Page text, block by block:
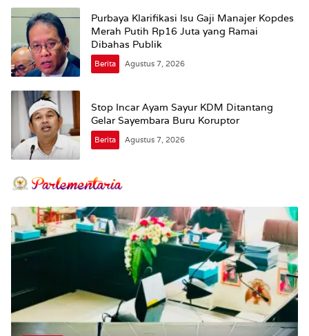
Purbaya Klarifikasi Isu Gaji Manajer Kopdes
Merah Putih Rp16 Juta yang Ramai
Dibahas Publik
Berita Agustus 7, 2026
Stop Incar Ayam Sayur KDM Ditantang
Gelar Sayembara Buru Koruptor
Berita Agustus 7, 2026